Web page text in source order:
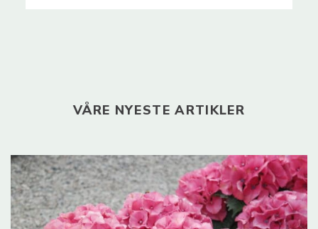
VÅRE NYESTE ARTIKLER